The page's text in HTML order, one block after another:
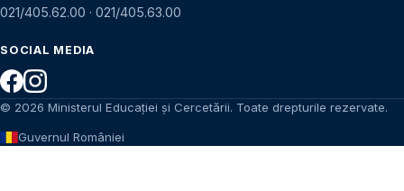
021/405.62.00 · 021/405.63.00
SOCIAL MEDIA
© 2026 Ministerul Educației și Cercetării. Toate drepturile rezervate.
Guvernul României